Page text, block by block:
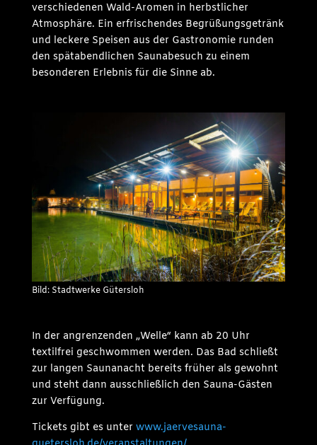
verschiedenen Wald-Aromen in herbstlicher
Atmosphäre. Ein erfrischendes Begrüßungsgetränk
und leckere Speisen aus der Gastronomie runden
den spätabendlichen Saunabesuch zu einem
besonderen Erlebnis für die Sinne ab.
Bild: Stadtwerke Gütersloh
In der angrenzenden „Welle“ kann ab 20 Uhr
textilfrei geschwommen werden. Das Bad schließt
zur langen Saunanacht bereits früher als gewohnt
und steht dann ausschließlich den Sauna-Gästen
zur Verfügung.
Tickets gibt es unter www.jaervesauna-